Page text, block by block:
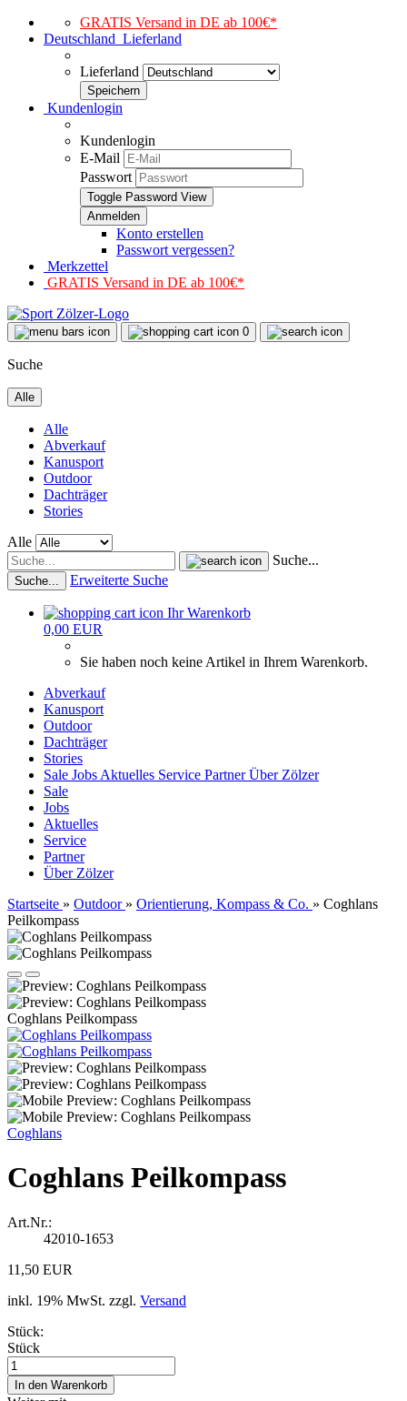
GRATIS Versand in DE ab 100€*
Deutschland Lieferland
Lieferland
Kundenlogin
Kundenlogin
E-Mail
Passwort
Toggle Password View
Konto erstellen
Passwort vergessen?
Merkzettel
GRATIS Versand in DE ab 100€*
0
Suche
Alle
Alle
Abverkauf
Kanusport
Outdoor
Dachträger
Stories
Alle
Suche...
Suche... Erweiterte Suche
Ihr Warenkorb
0,00 EUR
Sie haben noch keine Artikel in Ihrem Warenkorb.
Abverkauf
Kanusport
Outdoor
Dachträger
Stories
Sale Jobs Aktuelles Service PartnerÜber Zölzer
Sale
Jobs
Aktuelles
Service
Partner
Über Zölzer
Startseite » Outdoor » Orientierung, Kompass & Co. » Coghlans
Peilkompass
Coghlans Peilkompass
Coghlans
Coghlans Peilkompass
Art.Nr.:
42010-1653
11,50 EUR
inkl. 19% MwSt. zzgl. Versand
Stück:
Stück